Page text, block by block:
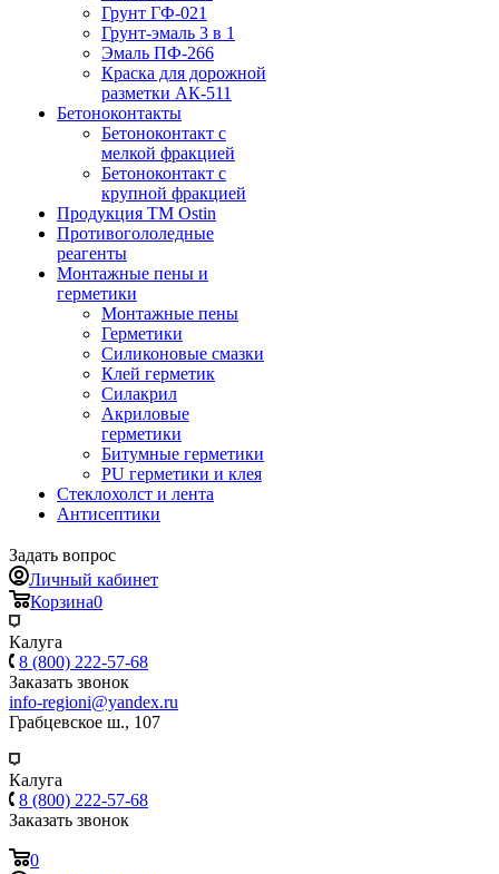
Грунт ГФ-021
Грунт-эмаль 3 в 1
Эмаль ПФ-266
Краска для дорожной
разметки АК-511
Бетоноконтакты
Бетоноконтакт с
мелкой фракцией
Бетоноконтакт с
крупной фракцией
Продукция ТМ Ostin
Противогололедные
реагенты
Монтажные пены и
герметики
Монтажные пены
Герметики
Силиконовые смазки
Клей герметик
Силакрил
Акриловые
герметики
Битумные герметики
PU герметики и клея
Стеклохолст и лента
Антисептики
Задать вопрос
Личный кабинет
Корзина0
Калуга
8 (800) 222-57-68
Заказать звонок
info-regioni@yandex.ru
Грабцевское ш., 107
Калуга
8 (800) 222-57-68
Заказать звонок
0